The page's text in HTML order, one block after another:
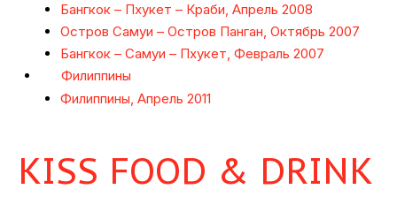
Бангкок – Пхукет – Краби, Апрель 2008
Остров Самуи – Остров Панган, Октябрь 2007
Бангкок – Самуи – Пхукет, Февраль 2007
Филиппины
Филиппины, Апрель 2011
KISS FOOD & DRINK